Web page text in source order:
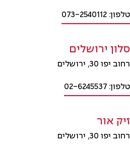
טלפון: 073-2540112
סלון ירושלים
רחוב יפו 30, ירושלים
טלפון: 02-6245537
זיק אור
רחוב יפו 30, ירושלים